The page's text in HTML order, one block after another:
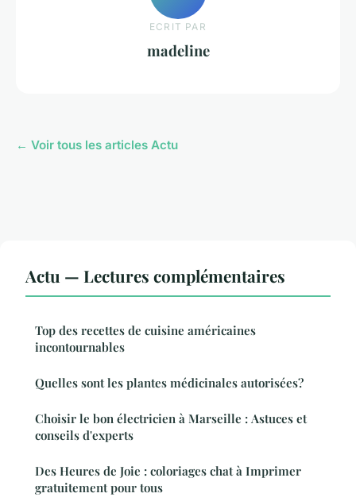
ECRIT PAR
madeline
← Voir tous les articles Actu
Actu — Lectures complémentaires
Top des recettes de cuisine américaines
incontournables
Quelles sont les plantes médicinales autorisées?
Choisir le bon électricien à Marseille : Astuces et
conseils d'experts
Des Heures de Joie : coloriages chat à Imprimer
gratuitement pour tous